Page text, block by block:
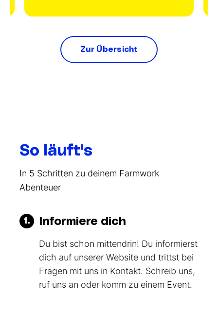
Zur Übersicht
So läuft's
In 5 Schritten zu deinem Farmwork
Abenteuer
1. Informiere dich
Du bist schon mittendrin! Du informierst
dich auf unserer Website und trittst bei
Fragen mit uns in Kontakt. Schreib uns,
ruf uns an oder komm zu einem Event.